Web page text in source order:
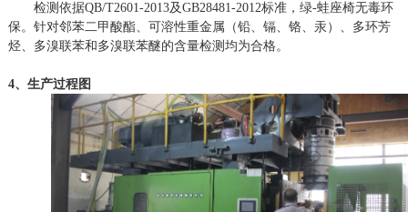
检测依据QB/T2601-2013及GB28481-2012标准，绿-蛙座椅无毒环
保。针对邻苯二甲酸酯、可溶性重金属（铅、镉、铬、汞）、多环芳
烃、多溴联苯和多溴联苯醚的含量检测均为合格。
4、生产过程图